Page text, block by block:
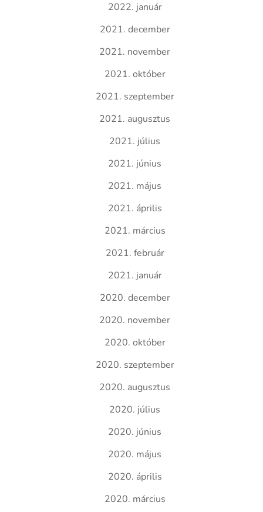
2022. január
2021. december
2021. november
2021. október
2021. szeptember
2021. augusztus
2021. július
2021. június
2021. május
2021. április
2021. március
2021. február
2021. január
2020. december
2020. november
2020. október
2020. szeptember
2020. augusztus
2020. július
2020. június
2020. május
2020. április
2020. március